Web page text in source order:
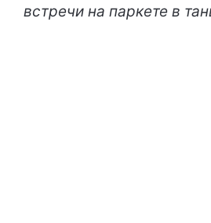
встречи на паркете в